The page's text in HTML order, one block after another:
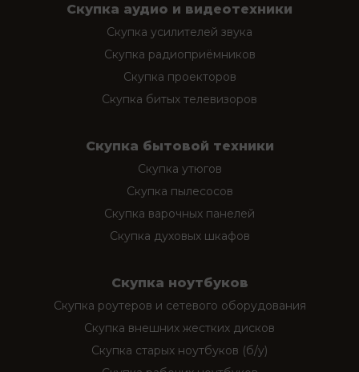
Скупка аудио и видеотехники
Скупка усилителей звука
Скупка радиоприёмников
Скупка проекторов
Скупка битых телевизоров
Скупка бытовой техники
Скупка утюгов
Скупка пылесосов
Скупка варочных панелей
Скупка духовых шкафов
Скупка ноутбуков
Скупка роутеров и сетевого оборудования
Скупка внешних жестких дисков
Скупка старых ноутбуков (б/у)